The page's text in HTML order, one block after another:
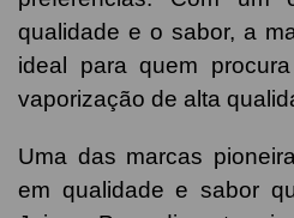
qualidade e o sabor, a
ideal para quem
vaporização de alta
Uma das marcas
em qualidade e sabor